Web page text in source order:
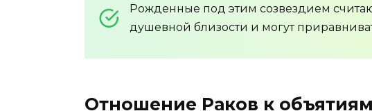
Рожденные под этим созвездием
душевной близости и могут
Отношение Раков к объятиям